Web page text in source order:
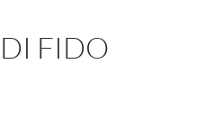
FIDO